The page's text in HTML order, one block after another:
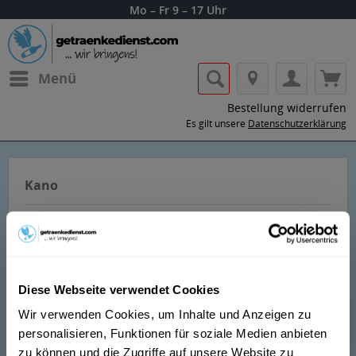
Diese Webseite verwendet Cookies
Wir verwenden Cookies, um Inhalte und Anzeigen zu
personalisieren, Funktionen für soziale Medien anbieten
zu können und die Zugriffe auf unsere Website zu
Mo – Fr 9 – 17 Uhr
Menü
Bestellung widerrufen
Es gilt unsere Datenschutzerklärung
Kano
Lass dir die Getränke von Kano nach
Hause oder ins Büro liefern.